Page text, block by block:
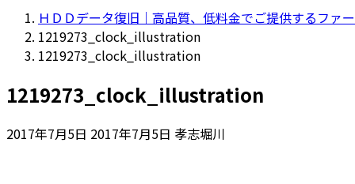
ＨＤＤデータ復旧｜高品質、低料金でご提供するファ
1219273_clock_illustration
1219273_clock_illustration
1219273_clock_illustration
2017年7月5日 最
2017年7月5日 孝志堀川